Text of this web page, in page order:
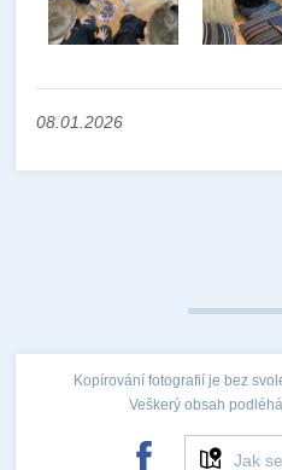
08.01.2026
Kopírování fotografií je bez
Veškerý obsah
Jak